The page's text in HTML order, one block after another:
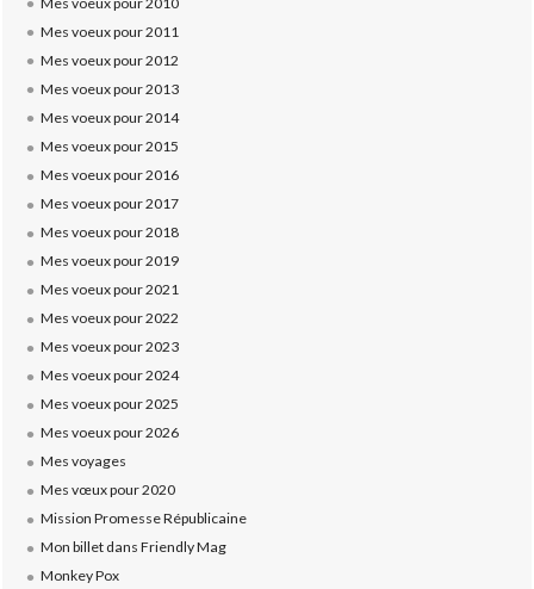
Mes voeux pour 2011
Mes voeux pour 2012
Mes voeux pour 2013
Mes voeux pour 2014
Mes voeux pour 2015
Mes voeux pour 2016
Mes voeux pour 2017
Mes voeux pour 2018
Mes voeux pour 2019
Mes voeux pour 2021
Mes voeux pour 2022
Mes voeux pour 2023
Mes voeux pour 2024
Mes voeux pour 2025
Mes voeux pour 2026
Mes voyages
Mes vœux pour 2020
Mission Promesse Républicaine
Mon billet dans Friendly Mag
Monkey Pox